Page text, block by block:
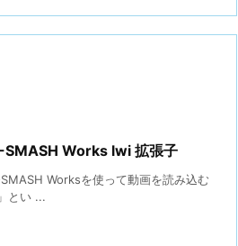
Works lwi 拡張子
Worksを使って動画を読み込む
とい ...